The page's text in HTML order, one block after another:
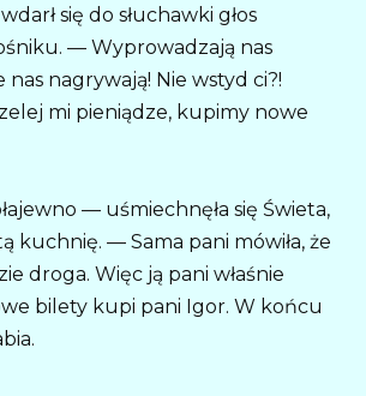
się do słuchawki głos
— Wyprowadzają nas
nagrywają! Nie wstyd ci?!
mi pieniądze, kupimy nowe
— uśmiechnęła się Świeta,
kuchnię. — Sama pani mówiła, że
droga. Więc ją pani właśnie
bilety kupi pani Igor. W końcu